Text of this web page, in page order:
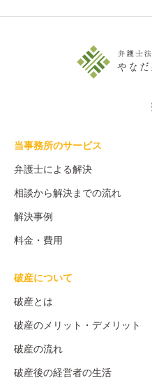
当事務所のサービス
弁護士による解決
相談から解決までの流れ
解決事例
料金・費用
破産について
破産とは
破産のメリット・デメリット
破産の流れ
破産後の経営者の生活